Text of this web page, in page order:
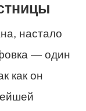
настало
— один
как он